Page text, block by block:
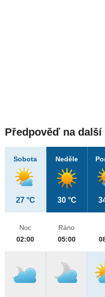
Předpověď na další
Sobota
27 °C
Neděle
30 °C
Noc
02:00
Ráno
05:00